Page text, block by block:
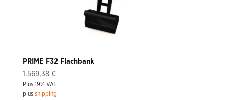
PRIME F32 Flachbank
1.569,38 €
Plus 19% VAT
plus shipping